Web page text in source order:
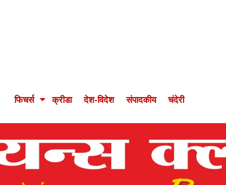
फिचर्स क्रीडा देश-विदेश संपादकीय चंदेरी